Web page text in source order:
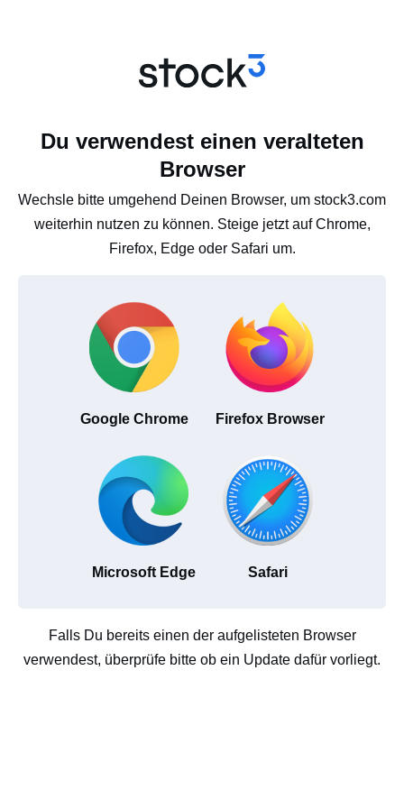
Du verwendest einen veralteten
Browser
Wechsle bitte umgehend Deinen Browser, um stock3.com
weiterhin nutzen zu können. Steige jetzt auf Chrome,
Firefox, Edge oder Safari um.
Google Chrome Firefox Browser
Microsoft Edge Safari
Falls Du bereits einen der aufgelisteten Browser
verwendest, überprüfe bitte ob ein Update dafür vorliegt.